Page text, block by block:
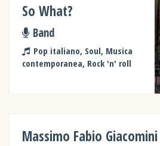
So What?
Band
Pop italiano, Soul, Musica
contemporanea, Rock 'n' roll
Massimo Fabio Giacomini